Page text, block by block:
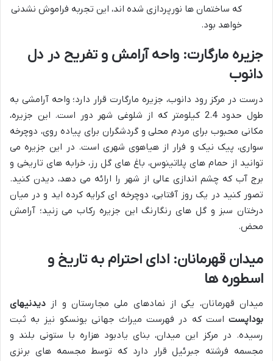
که ساختمان ها نورپردازی شده اند، این تجربه فراموش نشدنی
خواهد بود.
جزیره مارگارت: واحه آرامش و تفریح در دل
دانوب
درست در مرکز رود دانوب، جزیره مارگارت قرار دارد؛ واحه آرامشی به
طول حدود 2.4 کیلومتر که از شلوغی شهر دور است. این جزیره،
مکانی محبوب برای مردم محلی و گردشگران برای پیاده روی، دوچرخه
سواری، پیک نیک و فرار از هیاهوی شهری است. در این جزیره می
توانید از حمام های پلاتینوس، باغ های گل رز، خرابه های تاریخی و
برج آب که چشم اندازی عالی از شهر را ارائه می دهد، دیدن کنید.
تصور کنید در یک روز آفتابی، دوچرخه ای کرایه کرده اید و در میان
درختان سبز و گل های رنگارنگ این جزیره رکاب می زنید؛ آرامش
محض.
میدان قهرمانان: ادای احترام به تاریخ و
اسطوره ها
میدان قهرمانان، یکی از نمادهای ملی مجارستان و از دیدنیهای
بوداپست است که در فهرست میراث جهانی یونسکو نیز به ثبت
رسیده. در مرکز این میدان، بنای یادبود هزاره با ستونی بلند و
مجسمه فرشته جبرئیل قرار دارد که توسط مجسمه های برنزی